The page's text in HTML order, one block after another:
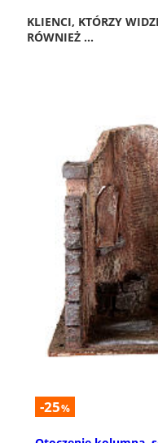
KLIENCI, KTÓRZY
RÓWNIEŻ ...
-25%